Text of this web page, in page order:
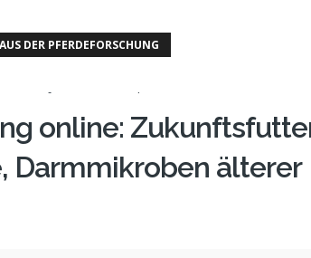
DER PFERDEFORSCHUNG
online:
Darmmikroben älterer